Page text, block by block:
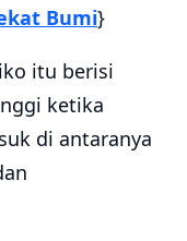
Bumi}
itu berisi
ketika
di antaranya